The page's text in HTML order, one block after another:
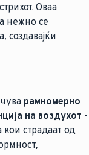
Оваа
нежно се
создавајќи
рамномерно
на воздухот -
страдаат од